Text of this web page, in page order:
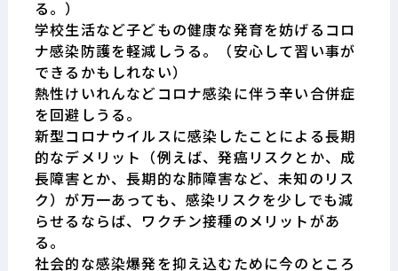
る。）
学校生活など子どもの健康な発育を妨げるコロ
ナ感染防護を軽減しうる。（安心して習い事が
できるかもしれない）
熱性けいれんなどコロナ感染に伴う辛い合併症
を回避しうる。
新型コロナウイルスに感染したことによる長期
的なデメリット（例えば、発癌リスクとか、成
長障害とか、長期的な肺障害など、未知のリス
ク）が万一あっても、感染リスクを少しでも減
らせるならば、ワクチン接種のメリットがあ
る。
社会的な感染爆発を抑え込むために今のところ